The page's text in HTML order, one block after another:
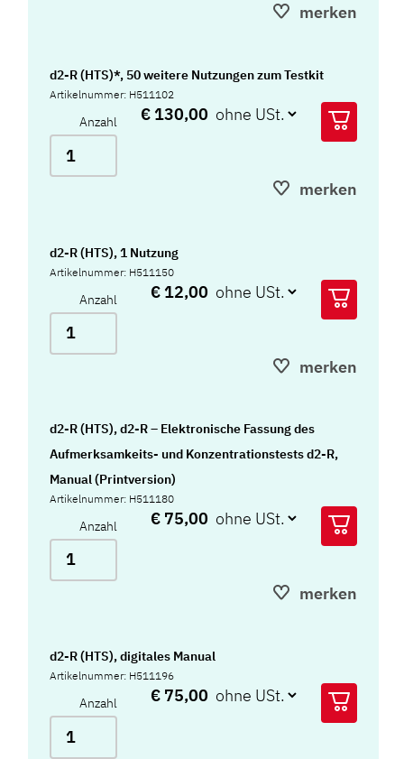
merken
d2-R (HTS)*, 50 weitere Nutzungen zum Testkit
Artikelnummer: H511102
Anzahl € 130,00
merken
d2-R (HTS), 1 Nutzung
Artikelnummer: H511150
Anzahl € 12,00
merken
d2-R (HTS), d2-R – Elektronische Fassung des
Aufmerksamkeits- und Konzentrationstests d2-R,
Manual (Printversion)
Artikelnummer: H511180
Anzahl € 75,00
merken
d2-R (HTS), digitales Manual
Artikelnummer: H511196
Anzahl € 75,00